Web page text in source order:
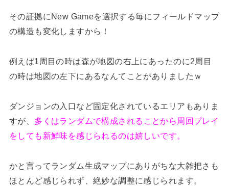
その証拠にNew Gameを選択する毎にフィールドマップ
の構造も変化しますから！
例えば1周目の時は森が地図の右上にあったのに2周目
の時は地図の左下にあるなんてことがありましたｗ
ダンジョンの入口など固定化されているエリアもありま
すが、 多くはランダムで構成されることから周回プレイ
をしても新鮮味を感じられるのは嬉しいです。
かと言ってランダム生成マップにありがちな大雑把さも
ほとんど感じられず、絶妙な調整に感じられます。